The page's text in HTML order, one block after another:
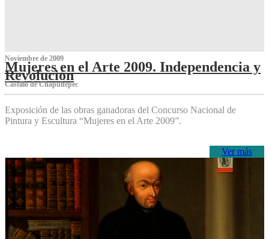
Noviembre de 2009
Mujeres en el Arte 2009. Independencia y
Revolución
Castillo de Chapultepec
Exposición de las obras ganadoras del Concurso Nacional de
Pintura y Escultura “Mujeres en el Arte 2009”.
Ver más